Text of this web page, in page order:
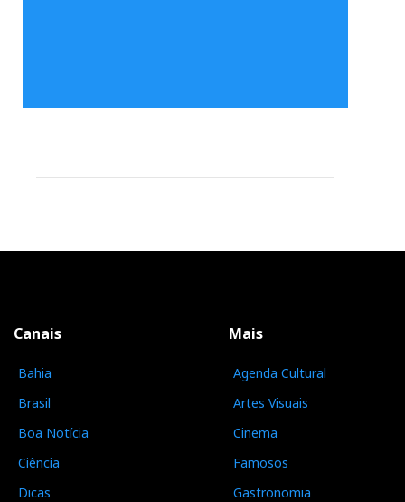
Canais
Bahia
Brasil
Boa Notícia
Ciência
Dicas
Mais
Agenda Cultural
Artes Visuais
Cinema
Famosos
Gastronomia